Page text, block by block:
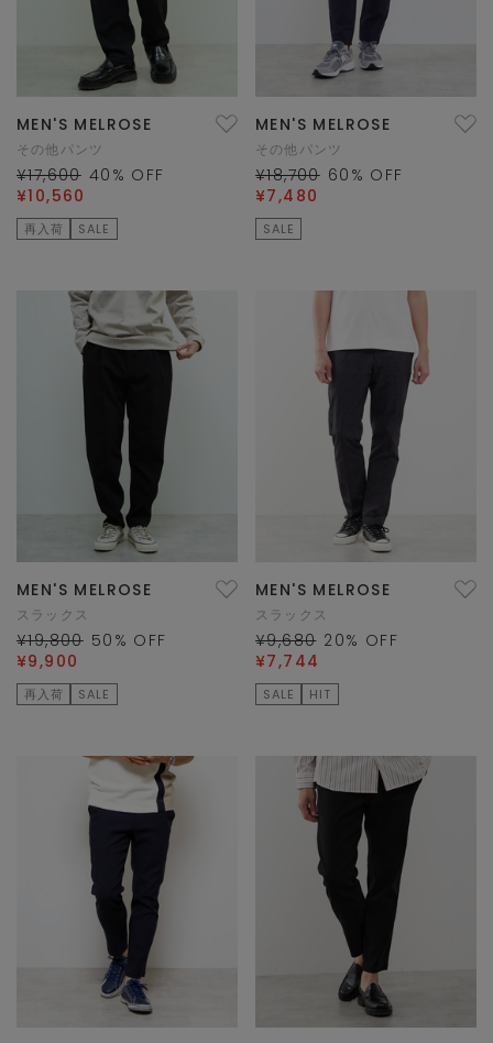
MEN'S MELROSE
その他パンツ
¥17,600 40 % OFF
¥10,560
再入荷 SALE
MEN'S MELROSE
その他パンツ
¥18,700 60 % OFF
¥7,480
SALE
MEN'S MELROSE
スラックス
¥19,800 50 % OFF
¥9,900
再入荷 SALE
MEN'S MELROSE
スラックス
¥9,680 20% OFF
¥7,744
SALE HIT